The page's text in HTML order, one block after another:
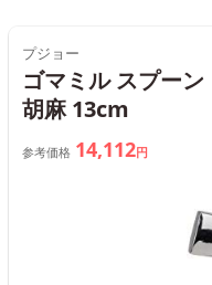
プジョー
ゴマミル スプー
胡麻 13cm
参考価格 14,112円